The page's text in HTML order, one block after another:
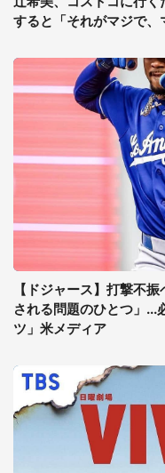
すると「それがマジで、
【ドジャース】打撃不
される問題のひとつ」...
ツ」米メディア